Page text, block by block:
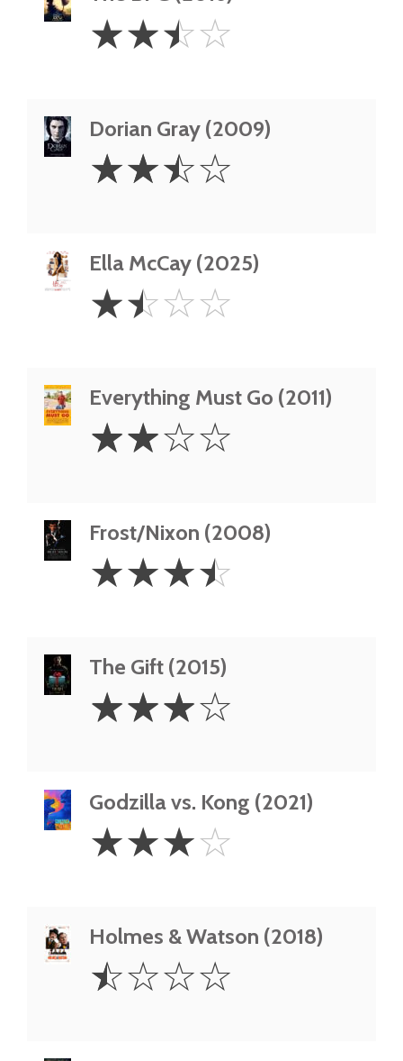
2.5
Stars
☆☆☆☆
Dorian Gray (2009)
2.5
Stars
☆☆☆☆
Ella McCay (2025)
1.5
Stars
☆☆☆☆
Everything Must Go (2011)
Stars
☆☆☆☆
Frost/Nixon (2008)
3.5
Stars
☆☆☆☆
The Gift (2015)
Stars
☆☆☆☆
Godzilla vs. Kong (2021)
Stars
☆☆☆☆
Holmes & Watson (2018)
0.5
Star
☆☆☆☆